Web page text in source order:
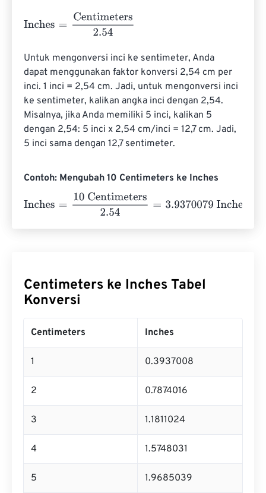
Inches Centimeters2.54
Untuk mengonversi inci ke sentimeter, Anda
dapat menggunakan faktor konversi 2,54 cm per
inci. 1 inci = 2,54 cm. Jadi, untuk mengonversi inci
ke sentimeter, kalikan angka inci dengan 2,54.
Misalnya, jika Anda memiliki 5 inci, kalikan 5
dengan 2,54: 5 inci x 2,54 cm/inci = 12,7 cm. Jadi,
5 inci sama dengan 12,7 sentimeter.
Contoh: Mengubah 10 Centimeters ke Inches
Inches
10 Centimeters2.54= 3.9370079 Inches
Centimeters ke Inches Tabel
Konversi
Centimeters Inches
1 0.3937008
2 0.7874016
3 1.1811024
4 1.5748031
5 1.9685039